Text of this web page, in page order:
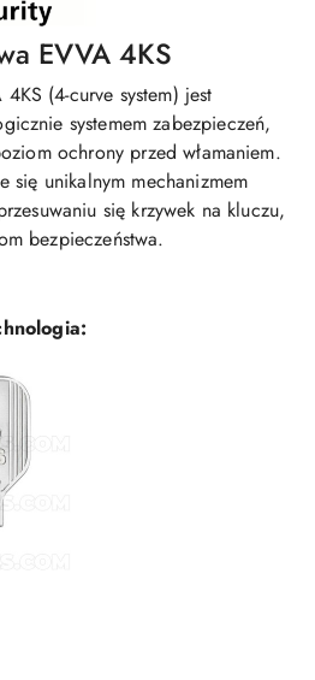
EVVA 4KS
(4-curve system) jest
systemem zabezpieczeń,
ochrony przed włamaniem.
się unikalnym mechanizmem
się krzywek na kluczu,
bezpieczeństwa.